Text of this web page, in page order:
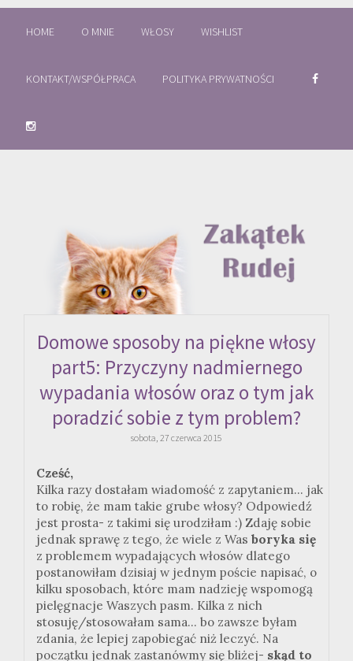
HOME O MNIE WŁOSY WISHLIST
KONTAKT/WSPÓŁPRACA POLITYKA PRYWATNOŚCI
Domowe sposoby na piękne włosy
part5: Przyczyny nadmiernego
wypadania włosów oraz o tym jak
poradzić sobie z tym problem?
sobota, 27 czerwca 2015
Cześć,
Kilka razy dostałam wiadomość z zapytaniem... jak
to robię, że mam takie grube włosy? Odpowiedź
jest prosta- z takimi się urodziłam :) Zdaję sobie
jednak sprawę z tego, że wiele z Was boryka się
z problemem wypadających włosów dlatego
postanowiłam dzisiaj w jednym poście napisać, o
kilku sposobach, które mam nadzieję wspomogą
pielęgnacje Waszych pasm. Kilka z nich
stosuję/stosowałam sama... bo zawsze byłam
zdania, że lepiej zapobiegać niż leczyć. Na
początku jednak zastanówmy się bliżej- skąd to